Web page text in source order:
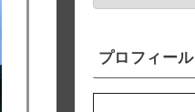
プロフィール